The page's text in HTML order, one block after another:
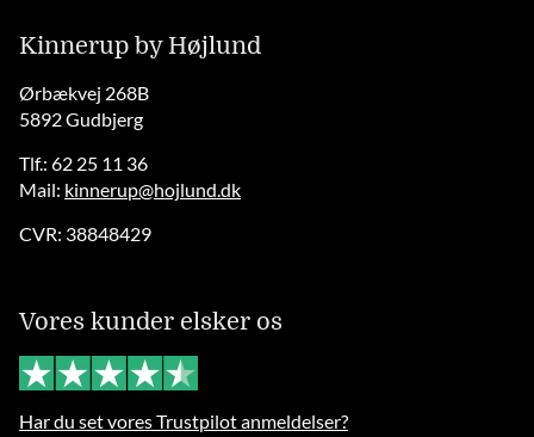
Kinnerup by Højlund
Ørbækvej 268B
5892 Gudbjerg
Tlf.: 62 25 11 36
Mail: kinnerup@hojlund.dk
CVR: 38848429
Vores kunder elsker os
Har du set vores Trustpilot anmeldelser?